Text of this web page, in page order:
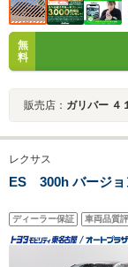
無
料
販売店： ガリバー ４
レクサス
ES 300h バージ
ディーラー保証 車両品質